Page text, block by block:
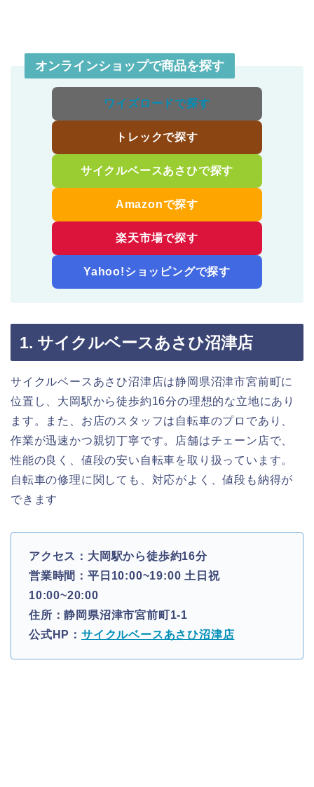
オンラインショップで商品を探す
ワイズロードで探す
トレックで探す
サイクルベースあさひで探す
Amazonで探す
楽天市場で探す
Yahoo!ショッピングで探す
1. サイクルベースあさひ沼津店
サイクルベースあさひ沼津店は静岡県沼津市宮前町に
位置し、大岡駅から徒歩約16分の理想的な立地にあり
ます。また、お店のスタッフは自転車のプロであり、
作業が迅速かつ親切丁寧です。店舗はチェーン店で、
性能の良く、値段の安い自転車を取り扱っています。
自転車の修理に関しても、対応がよく、値段も納得が
できます
アクセス：大岡駅から徒歩約16分
営業時間：平日10:00~19:00 土日祝
10:00~20:00
住所：静岡県沼津市宮前町1-1
公式HP： サイクルベースあさひ沼津店